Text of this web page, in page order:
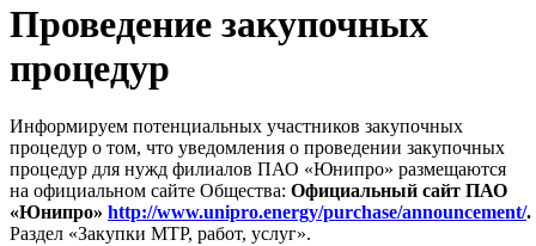
Проведение закупочных
процедур
Информируем потенциальных участников закупочных
процедур о том, что уведомления о проведении закупочных
процедур для нужд филиалов ПАО «Юнипро» размещаются
на официальном сайте Общества: Официальный сайт ПАО
«Юнипро» http://www.unipro.energy/purchase/announcement/.
Раздел «Закупки МТР, работ, услуг».